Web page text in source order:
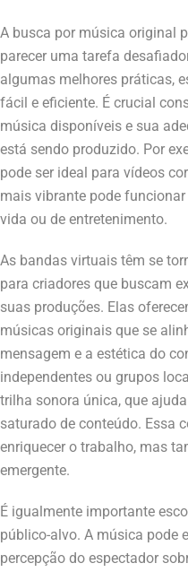
A busca por música original
parecer uma tarefa
algumas melhores práticas,
fácil e eficiente. É crucial
música disponíveis e sua
está sendo produzido. Por
pode ser ideal para vídeos
mais vibrante pode
vida ou de entretenimento.
As bandas virtuais têm se
para criadores que buscam
suas produções. Elas
músicas originais que se
mensagem e a estética do
independentes ou grupos
trilha sonora única, que
saturado de conteúdo. Essa
enriquecer o trabalho, mas
emergente.
É igualmente importante
público-alvo. A música pode
percepção do espectador